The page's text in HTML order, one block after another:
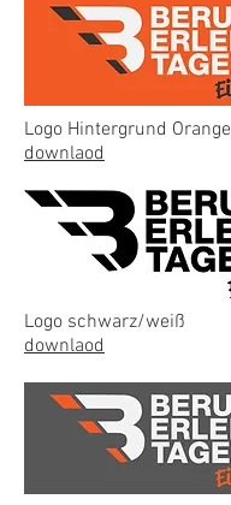
Logo Hintergrund Orange
downlaod
Logo schwarz/weiß
downlaod